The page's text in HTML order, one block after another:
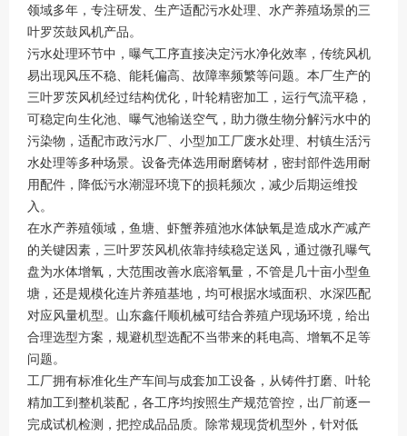
领域多年，专注研发、生产适配污水处理、水产养殖场景的三
叶罗茨鼓风机产品。
污水处理环节中，曝气工序直接决定污水净化效率，传统风机
易出现风压不稳、能耗偏高、故障率频繁等问题。本厂生产的
三叶罗茨风机经过结构优化，叶轮精密加工，运行气流平稳，
可稳定向生化池、曝气池输送空气，助力微生物分解污水中的
污染物，适配市政污水厂、小型加工厂废水处理、村镇生活污
水处理等多种场景。设备壳体选用耐磨铸材，密封部件选用耐
用配件，降低污水潮湿环境下的损耗频次，减少后期运维投
入。
在水产养殖领域，鱼塘、虾蟹养殖池水体缺氧是造成水产减产
的关键因素，三叶罗茨风机依靠持续稳定送风，通过微孔曝气
盘为水体增氧，大范围改善水底溶氧量，不管是几十亩小型鱼
塘，还是规模化连片养殖基地，均可根据水域面积、水深匹配
对应风量机型。山东鑫仟顺机械可结合养殖户现场环境，给出
合理选型方案，规避机型选配不当带来的耗电高、增氧不足等
问题。
工厂拥有标准化生产车间与成套加工设备，从铸件打磨、叶轮
精加工到整机装配，各工序均按照生产规范管控，出厂前逐一
完成试机检测，把控成品品质。除常规现货机型外，针对低